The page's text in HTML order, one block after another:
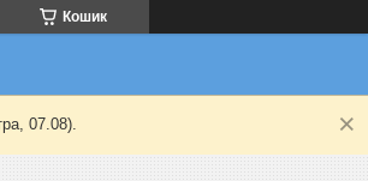
Кошик
07.08).